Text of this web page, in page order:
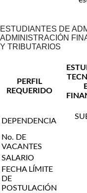
ESTUDIANTES DE
ADMINISTRACIÓN
Y TRIBUTARIOS
PERFIL
REQUERIDO
DEPENDENCIA
No. DE
VACANTES
SALARIO
FECHA LÍMITE
DE
POSTULACIÓN